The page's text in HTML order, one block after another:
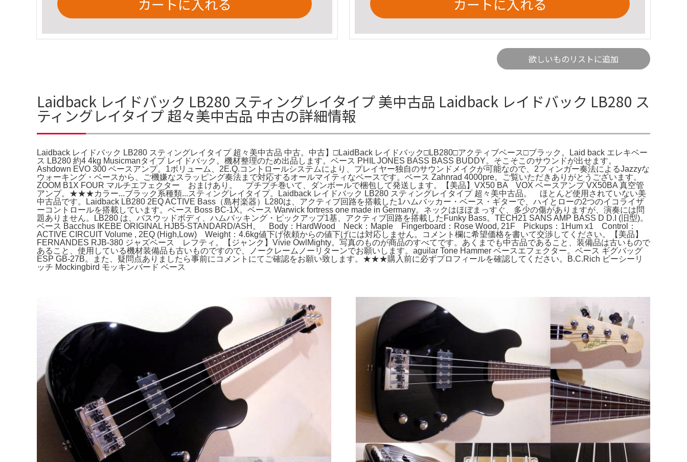
欲しいものリストに追加
Laidback レイドバック LB280 スティングレイタイプ 美中古品 Laidback レイドバック LB280 ス
ティングレイタイプ 超々美中古品 中古の詳細情報
Laidback レイドバック LB280 スティングレイタイプ 超々美中古品 中古。中古】□LaidBack レイドバック□LB280□アクティブベース□ブラック。Laid back エレキベー
ス LB280 約4 4kg Musicmanタイプ レイドバック。機材整理のため出品します。ベース PHIL JONES BASS BASS BUDDY。そこそこのサウンドが出せます。
Ashdown EVO 300 ベースアンプ。1ボリューム、2E.Q.コントロールシステムにより、プレイヤー独自のサウンドメイクが可能なので、2フィンガー奏法によるJazzyな
ウォーキング・ベースから、ご機嫌なスラッピング奏法まで対応するオールマイティなベースです。ベース Zahnrad 4000pre。ご覧いただきありがとうございます。
ZOOM B1X FOUR マルチエフェクター おまけあり。 プチプチ巻いて、ダンボールで梱包して発送します。【美品】VX50 BA VOX ベースアンプ VX50BA 真空管
アンプ。★★★カラー...ブラック系種類...スティングレイタイプ。Laidback レイドバック LB280 スティングレイタイプ 超々美中古品。 ほとんど使用されていない美
中古品です。Laidback LB280 2EQ ACTIVE Bass（島村楽器）L280は、アクティブ回路を搭載した1ハムバッカー・ベース・ギターで、ハイとローの2つのイコライザ
ーコントロールを搭載しています。ベース Boss BC-1X。ベース Warwick fortress one made in Germany。ネックはほぼまっすぐ、多少の傷がありますが、演奏には問
題ありません。LB280 は、バスウッドボディ、ハムバッキング・ピックアップ1基、アクティブ回路を搭載したFunky Bass。TECH21 SANS AMP BASS D D.I (旧型)。
ベース Bacchus IKEBE ORIGINAL HJB5-STANDARD/ASH。 Body：HardWood Neck：Maple Fingerboard：Rose Wood, 21F Pickups：1Hum x1 Control：
ACTIVE CIRCUIT Volume , 2EQ (High,Low) Weight：4.6kg値下げ依頼からの値下げには対応しません。コメント欄に希望価格を書いて交渉してください。【美品】
FERNANDES RJB-380 ジャズベース レフティ。【ジャンク】Vivie OwlMighty。写真のものが商品のすべてです。あくまでも中古品であること、装備品は古いもので
あること、使用している機材装備品も古いものですので、ノークレームノーリターンでお願いします。aguilar Tone Hammer ベースエフェクター。ベース ギグバッグ
ESP GB-27B。また、疑問点ありましたら事前にコメントにてご確認をお願い致します。★★★購入前に必ずプロフィールを確認してください。B.C.Rich ビーシーリ
ッチ Mockingbird モッキンバード ベース